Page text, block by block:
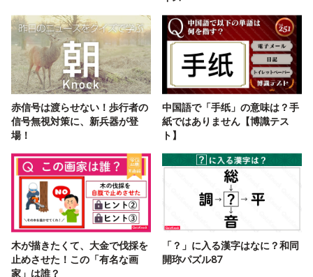
赤信号は渡らせない！歩行者の
信号無視対策に、新兵器が登
場！
中国語で「手纸」の意味は？手
紙ではありません【博識テス
ト】
木が描きたくて、大金で伐採を
止めさせた！この「有名な画
家」は誰？
「？」に入る漢字はなに？和同
開珎パズル87